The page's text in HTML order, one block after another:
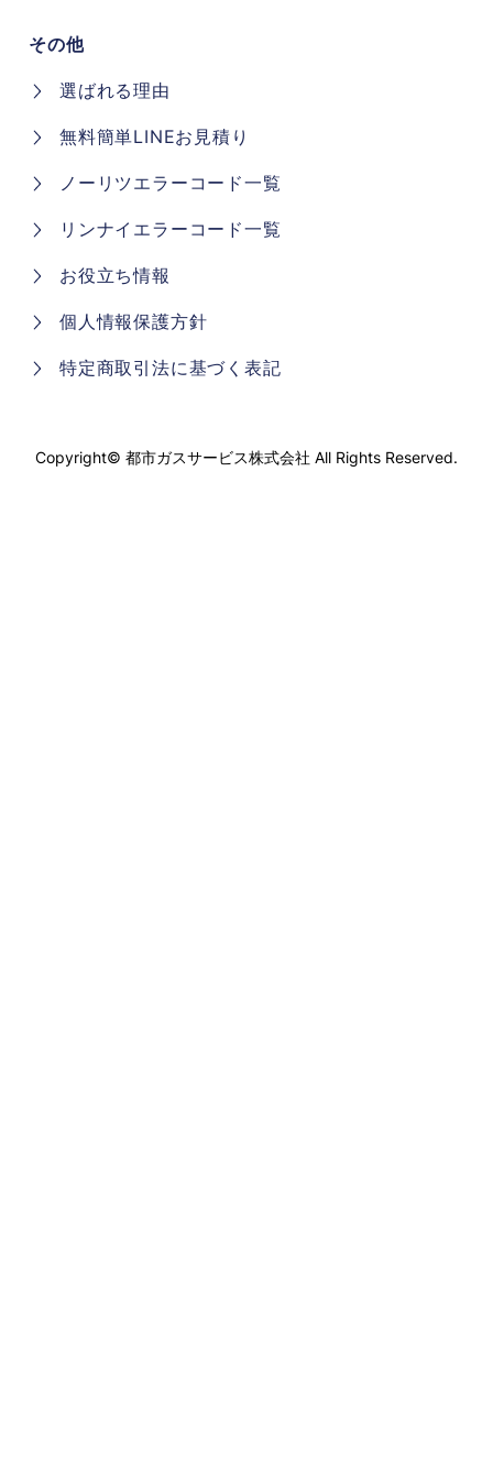
Copyright© 都市ガスサービス株式会社 All Rights Reserved.
個人情報保護方針
お役立ち情報
リンナイエラーコード一覧
ノーリツエラーコード一覧
無料簡単LINEお見積り
選ばれる理由
その他
特定商取引法に基づく表記